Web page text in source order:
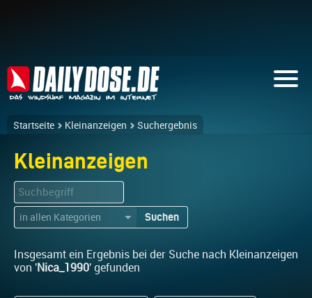
Startseite Kleinanzeigen Suchergebnis
Kleinanzeigen
▼ Suchen
Insgesamt ein Ergebnis bei der Suche nach Kleinanzeigen
von 'Nica_1990' gefunden